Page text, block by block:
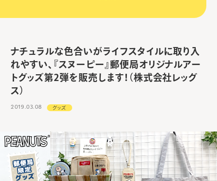
ナチュラルな色合いがライフスタイルに取り入
れやすい、『スヌーピー』郵便局オリジナルアー
トグッズ第2弾を販売します！（株式会社レッグ
ス）
2019.03.08 グッズ